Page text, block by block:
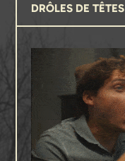
DRÔLES DE TÊTES